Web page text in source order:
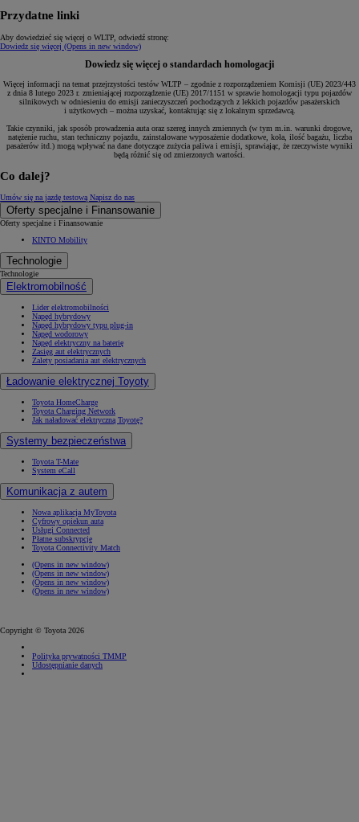
Przydatne linki
Aby dowiedzieć się więcej o WLTP, odwiedź stronę:
Dowiedz się więcej (Opens in new window)
Dowiedz się więcej o standardach homologacji
Więcej informacji na temat przejrzystości testów WLTP – zgodnie z rozporządzeniem Komisji (UE) 2023/443
z dnia 8 lutego 2023 r. zmieniającej rozporządzenie (UE) 2017/1151 w sprawie homologacji typu pojazdów
silnikowych w odniesieniu do emisji zanieczyszczeń pochodzących z lekkich pojazdów pasażerskich
i użytkowych – można uzyskać, kontaktując się z lokalnym sprzedawcą.
Takie czynniki, jak sposób prowadzenia auta oraz szereg innych zmiennych (w tym m.in. warunki drogowe,
natężenie ruchu, stan techniczny pojazdu, zainstalowane wyposażenie dodatkowe, koła, ilość bagażu, liczba
pasażerów itd.) mogą wpływać na dane dotyczące zużycia paliwa i emisji, sprawiając, że rzeczywiste wyniki
będą różnić się od zmierzonych wartości.
Co dalej?
Umów się na jazdę testową Napisz do nas
Oferty specjalne i Finansowanie
Oferty specjalne i Finansowanie
KINTO Mobility
Technologie
Technologie
Elektromobilność
Lider elektromobilności
Napęd hybrydowy
Napęd hybrydowy typu plug-in
Napęd wodorowy
Napęd elektryczny na baterię
Zasięg aut elektrycznych
Zalety posiadania aut elektrycznych
Ładowanie elektrycznej Toyoty
Toyota HomeCharge
Toyota Charging Network
Jak naładować elektryczną Toyotę?
Systemy bezpieczeństwa
Toyota T-Mate
System eCall
Komunikacja z autem
Nowa aplikacja MyToyota
Cyfrowy opiekun auta
Usługi Connected
Płatne subskrypcje
Toyota Connectivity Match
(Opens in new window)
(Opens in new window)
(Opens in new window)
(Opens in new window)
Copyright © Toyota 2026
Polityka prywatności TMMP
Udostępnianie danych